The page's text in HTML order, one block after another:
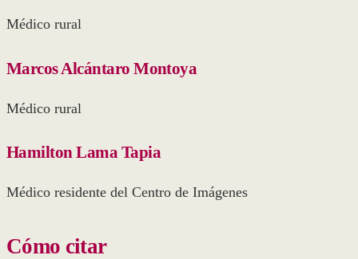
Médico rural
Marcos Alcántaro Montoya
Médico rural
Hamilton Lama Tapia
Médico residente del Centro de Imágenes
Cómo citar